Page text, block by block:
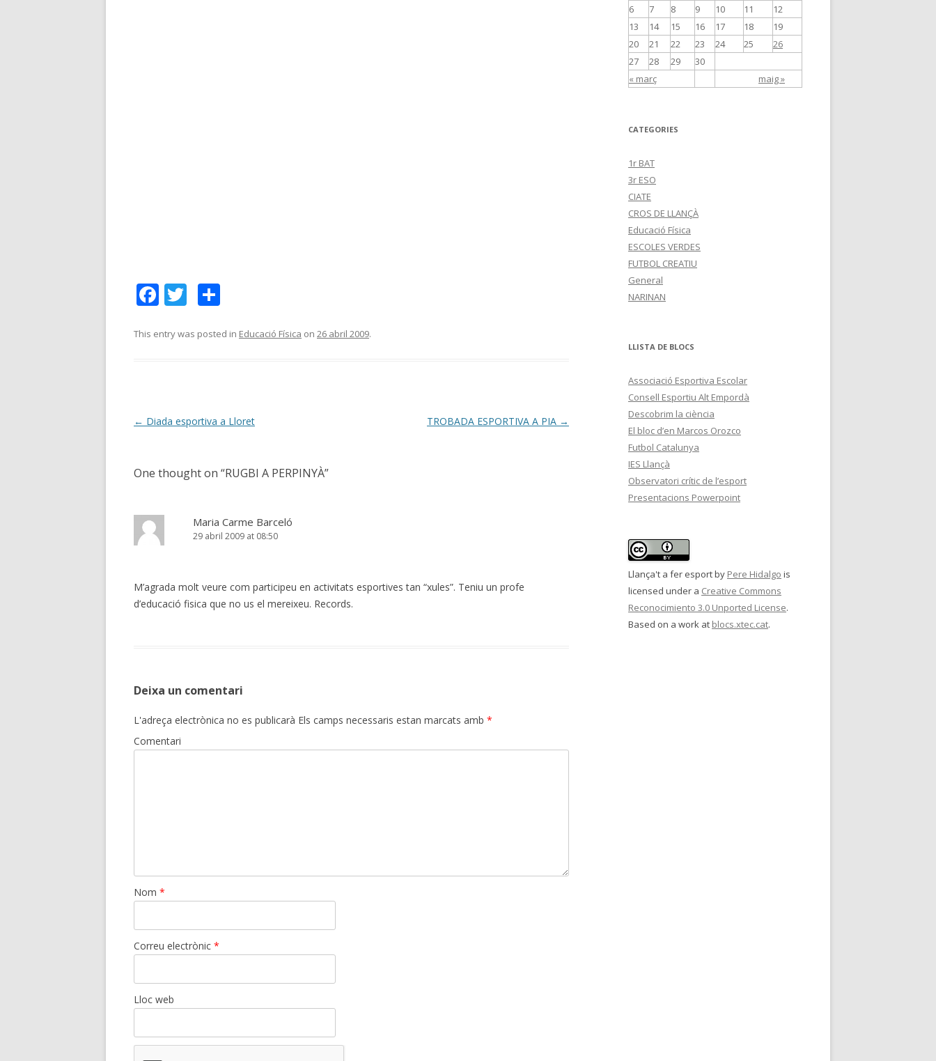
F
e
k
T
itt m
ix
This entry was posted in Educació Física on 26 abril 2009.
Post
← Diada esportiva a Lloret TROBADA ESPORTIVA A PIA →
One thought on “RUGBI A PERPINYÀ”
Maria Carme Barceló
29 abril 2009 at 08:50
M’agrada molt veure com participeu en activitats esportives tan “xules”. Teniu un profe
d’educació fisica que no us el mereixeu. Records.
Deixa un comentari
L'adreça electrònica no es publicarà Els camps necessaris estan marcats amb *
Comentari
Nom *
Correu electrònic *
Lloc web
« març maig »
6
7 8 9 10 11
12
13
14 15 16 17 18
19
20
21 22 23 24 25
26
27
28 29 30
CATEGORIES
1r BAT
3r ESO
CIATE
CROS DE LLANÇÀ
Educació Física
ESCOLES VERDES
FUTBOL CREATIU
General
NARINAN
LLISTA DE BLOCS
Associació Esportiva Escolar
Consell Esportiu Alt Empordà
Descobrim la ciència
El bloc d’en Marcos Orozco
Futbol Catalunya
IES Llançà
Observatori crític de l’esport
Presentacions Powerpoint
Llança't a fer esportby Pere Hidalgo is
licensed under a Creative Commons
Reconocimiento 3.0 Unported License.
Based on a work at blocs.xtec.cat.